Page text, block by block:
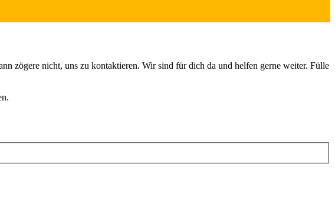
zögere nicht, uns zu kontaktieren. Wir sind für dich da und helfen gerne weiter. Fülle